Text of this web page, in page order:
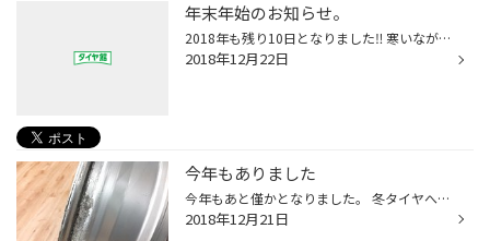
年末年始のお知らせ。
2018年も残り10日となりました‼️ 寒いながらもまとまった積雪も無く穏やかな冬と感じています( ´∀｀) 年末年始のお休みを案内させて頂きます。 12月29日は(土曜日)15時迄の営業となります。 12月30日(日曜日)〜1月4日(金曜日)まで年末年始休業となります。 大変ご迷惑をお掛けいたしますが、宜しく...
2018年12月22日
今年もありました
今年もあと僅かとなりました。 冬タイヤへの交換もひと段落してきているこの頃ですが 毎年この時期になるとホイールの腐食による パンクが発生しております。 「パンクしているのは分かるけど原因が分からない」と 御相談を受けます。タイヤとホイールをバラしてみると 上記のような状態。 安全の為...
2018年12月21日